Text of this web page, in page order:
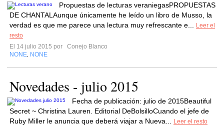
Propuestas de lecturas veraniegasPROPUESTAS
DE CHANTALAunque únicamente he leído un libro de Musso, la
verdad es que me parece una lectura muy refrescante e...
Leer el
resto
El 14 julio 2015 por
Conejo Blanco
NONE NONE
Novedades - julio 2015
Fecha de publicación: julio de 2015Beautiful
Secret ~ Christina Lauren. Editorial DeBolsilloCuando el jefe de
Ruby Miller le anuncia que deberá viajar a Nueva...
Leer el resto